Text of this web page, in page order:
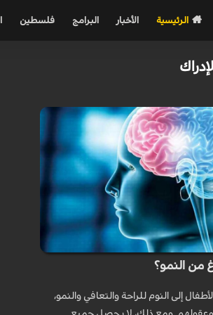
الرئيسية الأخبار البرامج فلسطين
من النمو؟
إلى النوم للراحة والتعافي والنمو،